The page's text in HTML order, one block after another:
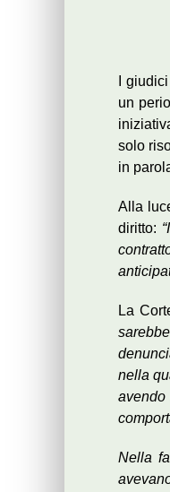
I
un
solo
in
Alla
diritto:
La
nella
avendo
Nella